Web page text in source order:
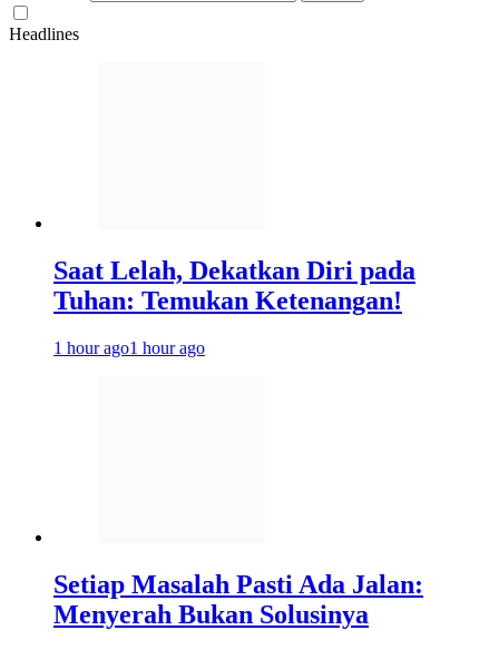
Headlines
Saat Lelah, Dekatkan Diri pada
Tuhan: Temukan Ketenangan!
1 hour ago1 hour ago
Setiap Masalah Pasti Ada Jalan:
Menyerah Bukan Solusinya